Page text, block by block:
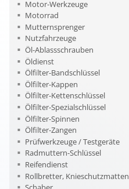
Motor-Werkzeuge
Motorrad
Mutternsprenger
Nutzfahrzeuge
Öl-Ablassschrauben
Öldienst
Ölfilter-Bandschlüssel
Ölfilter-Kappen
Ölfilter-Kettenschlüssel
Ölfilter-Spezialschlüssel
Ölfilter-Spinnen
Ölfilter-Zangen
Prüfwerkzeuge / Testgeräte
Radmuttern-Schlüssel
Reifendienst
Rollbretter, Knieschutzmatten